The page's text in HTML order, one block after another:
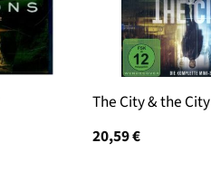
The City & the City
20,59€